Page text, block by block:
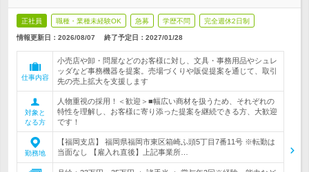
正社員 職種・業種未経験OK 急募 学歴不問 完全週休2日制
情報更新日：2026/08/07 終了予定日： 2027/01/28
仕事内容
小売店や卸・問屋などのお客様に対し、文具・事務用品やシュレ
ッダなど事務機器を提案。売場づくりや販促提案を通じて、取引
先の売上拡大を支援します
対象と
なる方
人物重視の採用！＜歓迎＞■幅広い商材を扱うため、それぞれの
特性を理解し、お客様に寄り添った提案を継続できる方、大歓迎
です！
勤務地
【福岡支店】 福岡県福岡市東区箱崎ふ頭5丁目7番11号 ※転勤は
当面なし 【雇入れ直後】上記事業所…